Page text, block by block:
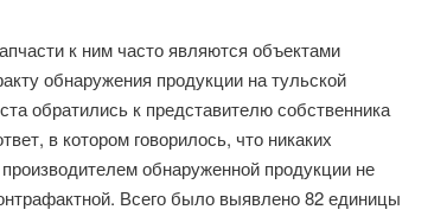
к ним часто являются объектами
обнаружения продукции на тульской
обратились к представителю собственника
в котором говорилось, что никаких
обнаруженной продукции не
Всего было выявлено 82 единицы